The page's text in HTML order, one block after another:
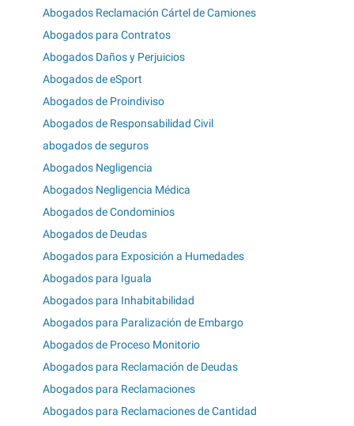
Abogados Reclamación Cártel de Camiones
Abogados para Contratos
Abogados Daños y Perjuicios
Abogados de eSport
Abogados de Proindiviso
Abogados de Responsabilidad Civil
abogados de seguros
Abogados Negligencia
Abogados Negligencia Médica
Abogados de Condominios
Abogados de Deudas
Abogados para Exposición a Humedades
Abogados para Iguala
Abogados para Inhabitabilidad
Abogados para Paralización de Embargo
Abogados de Proceso Monitorio
Abogados para Reclamación de Deudas
Abogados para Reclamaciones
Abogados para Reclamaciones de Cantidad